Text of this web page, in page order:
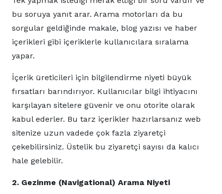
bu soruya yanıt arar. Arama motorları da bu
sorgular geldiğinde makale, blog yazısı ve haber
içerikleri gibi içeriklerle kullanıcılara sıralama
yapar.
İçerik üreticileri için bilgilendirme niyeti büyük
fırsatları barındırıyor. Kullanıcılar bilgi ihtiyacını
karşılayan sitelere güvenir ve onu otorite olarak
kabul ederler. Bu tarz içerikler hazırlarsanız web
sitenize uzun vadede çok fazla ziyaretçi
çekebilirsiniz. Üstelik bu ziyaretçi sayısı da kalıcı
hale gelebilir.
2. Gezinme (Navigational) Arama Niyeti